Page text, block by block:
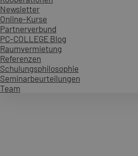
Newsletter
Online-Kurse
Partnerverbund
PC-COLLEGE Blog
Raumvermietung
Referenzen
Schulungsphilosophie
Seminarbeurteilungen
Team